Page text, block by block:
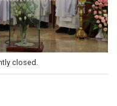
closed.